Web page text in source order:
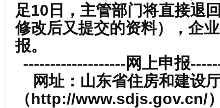
足10日，主管部门将直接退
修改后又提交的资料），企
报。
-------------------网上申报
网址：山东省住房和建设
（http://www.sdjs.gov.cn/